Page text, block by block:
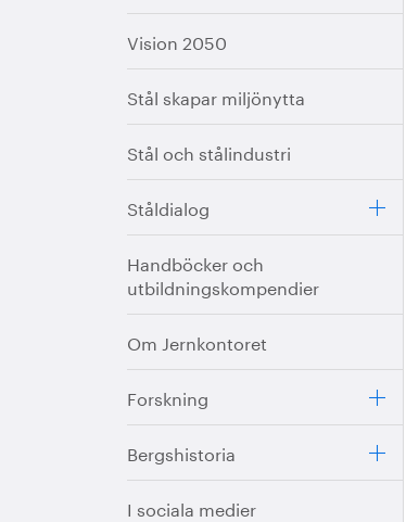
Vision 2050
Stål skapar miljönytta
Stål och stålindustri
Ståldialog
Handböcker och
utbildningskompendier
Om Jernkontoret
Forskning
Bergshistoria
I sociala medier